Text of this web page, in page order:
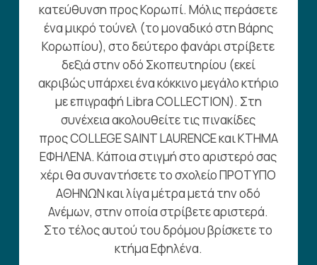
κατεύθυνση προς Κορωπί. Μόλις περάσετε
ένα μικρό τούνελ (το μοναδικό στη Βάρης
Κορωπίου), στο δεύτερο φανάρι στρίβετε
δεξιά στην οδό Σκοπευτηρίου (εκεί
ακριβώς υπάρχει ένα κόκκινο μεγάλο κτήριο
με επιγραφή Libra COLLECTION). Στη
συνέχεια ακολουθείτε τις πινακίδες
προς COLLEGE SAINT LAURENCE και ΚΤΗΜΑ
ΕΦΗΛΕΝΑ. Κάποια στιγμή στο αριστερό σας
χέρι θα συναντήσετε το σχολείο ΠΡΟΤΥΠΟ
ΑΘΗΝΩΝ και λίγα μέτρα μετά την οδό
Ανέμων, στην οποία στρίβετε αριστερά.
Στο τέλος αυτού του δρόμου βρίσκετε το
κτήμα Εφηλένα.